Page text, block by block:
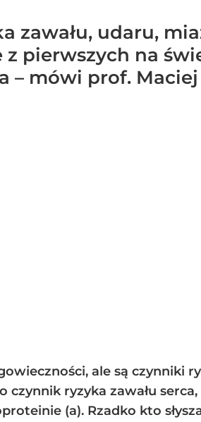
zawału, udaru,
pierwszych na
– mówi prof.
ale są czynniki
ryzyka zawału
(a). Rzadko kto